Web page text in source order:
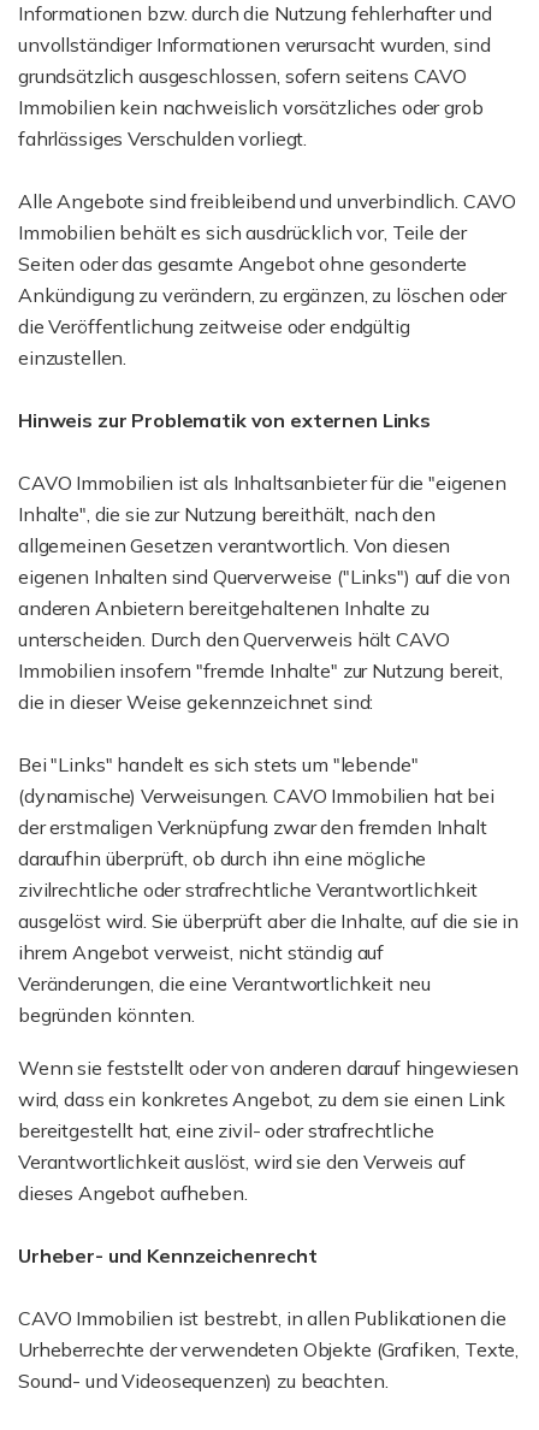
Informationen bzw. durch die Nutzung fehlerhafter und
unvollständiger Informationen verursacht wurden, sind
grundsätzlich ausgeschlossen, sofern seitens CAVO
Immobilien kein nachweislich vorsätzliches oder grob
fahrlässiges Verschulden vorliegt.
Alle Angebote sind freibleibend und unverbindlich. CAVO
Immobilien behält es sich ausdrücklich vor, Teile der
Seiten oder das gesamte Angebot ohne gesonderte
Ankündigung zu verändern, zu ergänzen, zu löschen oder
die Veröffentlichung zeitweise oder endgültig
einzustellen.
Hinweis zur Problematik von externen Links
CAVO Immobilien ist als Inhaltsanbieter für die "eigenen
Inhalte", die sie zur Nutzung bereithält, nach den
allgemeinen Gesetzen verantwortlich. Von diesen
eigenen Inhalten sind Querverweise ("Links") auf die von
anderen Anbietern bereitgehaltenen Inhalte zu
unterscheiden. Durch den Querverweis hält CAVO
Immobilien insofern "fremde Inhalte" zur Nutzung bereit,
die in dieser Weise gekennzeichnet sind:
Bei "Links" handelt es sich stets um "lebende"
(dynamische) Verweisungen. CAVO Immobilien hat bei
der erstmaligen Verknüpfung zwar den fremden Inhalt
daraufhin überprüft, ob durch ihn eine mögliche
zivilrechtliche oder strafrechtliche Verantwortlichkeit
ausgelöst wird. Sie überprüft aber die Inhalte, auf die sie in
ihrem Angebot verweist, nicht ständig auf
Veränderungen, die eine Verantwortlichkeit neu
begründen könnten.
Wenn sie feststellt oder von anderen darauf hingewiesen
wird, dass ein konkretes Angebot, zu dem sie einen Link
bereitgestellt hat, eine zivil- oder strafrechtliche
Verantwortlichkeit auslöst, wird sie den Verweis auf
dieses Angebot aufheben.
Urheber- und Kennzeichenrecht
CAVO Immobilien ist bestrebt, in allen Publikationen die
Urheberrechte der verwendeten Objekte (Grafiken, Texte,
Sound- und Videosequenzen) zu beachten.